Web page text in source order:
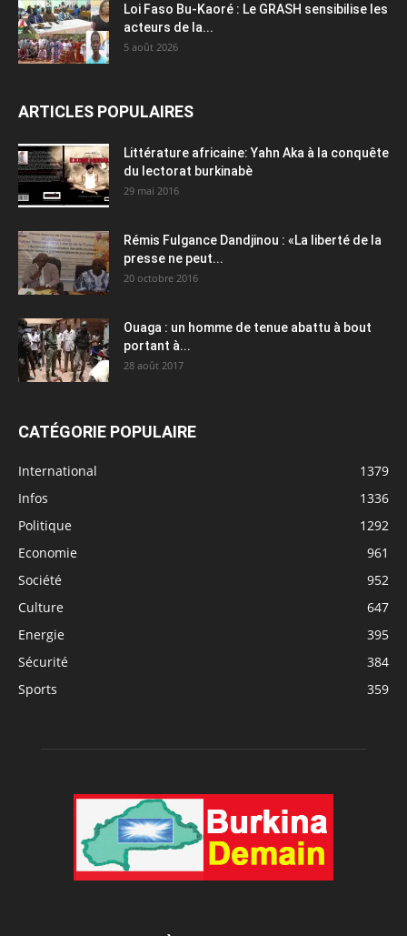
Loi Faso Bu-Kaoré : Le GRASH sensibilise les
acteurs de la...
5 août 2026
ARTICLES POPULAIRES
Littérature africaine: Yahn Aka à la conquête
du lectorat burkinabè
29 mai 2016
Rémis Fulgance Dandjinou : «La liberté de la
presse ne peut...
20 octobre 2016
Ouaga : un homme de tenue abattu à bout
portant à...
28 août 2017
CATÉGORIE POPULAIRE
International
1379
Infos
1336
Politique
1292
Economie
961
Société
952
Culture
647
Energie
395
Sécurité
384
Sports
359